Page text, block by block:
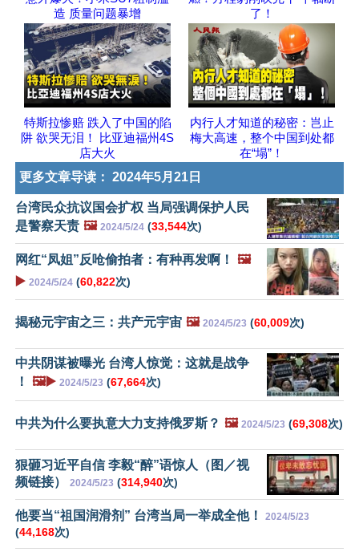
造 质量问题暴增
了！
特斯拉惨赔 跌入了中国的陷
阱 欲哭无泪！ 比亚迪福州4S
店大火
内行人才知道的秘密：岂止
梅大高速，整个中国到处都
在“塌”！
更多文章导读： 2024年5月21日
台湾民众抗议国会扩权 当局强调保护人民
是警察天责 🖼️ 2024/5/24 (33,544次)
网红“凤姐”反呛偷拍者：有种再发啊！
🖼️
▶️ 2024/5/24 (60,822次)
揭秘元宇宙之三：共产元宇宙 🖼️ 2024/5/23 (60,009次)
中共阴谋被曝光 台湾人惊觉：这就是战争
！
🖼️▶️ 2024/5/23 (67,664次)
中共为什么要执意大力支持俄罗斯？ 🖼️ 2024/5/23 (69,308次)
狠砸习近平自信 李毅“醉”语惊人（图／视
频链接）
2024/5/23 (314,940次)
他要当“祖国润滑剂” 台湾当局一举成全他！ 2024/5/23
(44,168次)